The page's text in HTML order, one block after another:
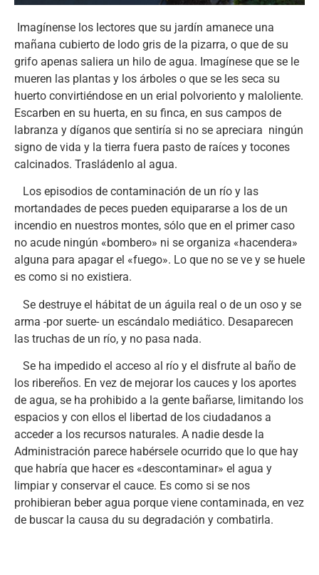
Imagínense los lectores que su jardín amanece una
mañana cubierto de lodo gris de la pizarra, o que de su
grifo apenas saliera un hilo de agua. Imagínese que se le
mueren las plantas y los árboles o que se les seca su
huerto convirtiéndose en un erial polvoriento y maloliente.
Escarben en su huerta, en su finca, en sus campos de
labranza y díganos que sentiría si no se apreciara ningún
signo de vida y la tierra fuera pasto de raíces y tocones
calcinados. Trasládenlo al agua.
Los episodios de contaminación de un río y las
mortandades de peces pueden equipararse a los de un
incendio en nuestros montes, sólo que en el primer caso
no acude ningún «bombero» ni se organiza «hacendera»
alguna para apagar el «fuego». Lo que no se ve y se huele
es como si no existiera.
Se destruye el hábitat de un águila real o de un oso y se
arma -por suerte- un escándalo mediático. Desaparecen
las truchas de un río, y no pasa nada.
Se ha impedido el acceso al río y el disfrute al baño de
los ribereños. En vez de mejorar los cauces y los aportes
de agua, se ha prohibido a la gente bañarse, limitando los
espacios y con ellos el libertad de los ciudadanos a
acceder a los recursos naturales. A nadie desde la
Administración parece habérsele ocurrido que lo que hay
que habría que hacer es «descontaminar» el agua y
limpiar y conservar el cauce. Es como si se nos
prohibieran beber agua porque viene contaminada, en vez
de buscar la causa du su degradación y combatirla.